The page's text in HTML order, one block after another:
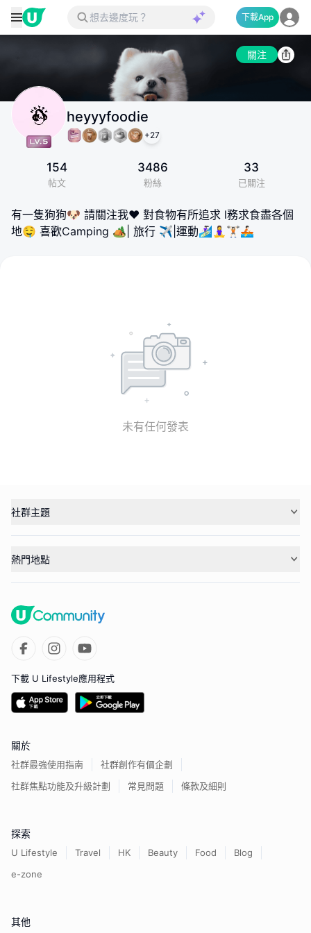
下載App
關注
heyyyfoodie
+27
154
帖文
3486
粉絲
33
已關注
有一隻狗狗🐶 請關注我❤️ 對食物有所追求 l務求食盡各個
地🤤 喜歡Camping 🏕️| 旅行 ✈️|運動🏄🏻‍♀️🧘‍♀️🏋🏻🚣🏻
未有任何發表
社群主題
熱門地點
下載 U Lifestyle應用程式
關於
社群最強使用指南
社群創作有價企劃
社群焦點功能及升級計劃
常見問題 條款及細則
探索
U Lifestyle Travel HK Beauty Food
Blog
e-zone
其他